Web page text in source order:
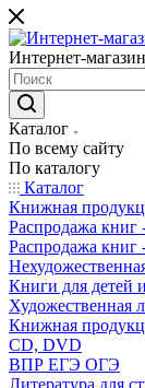
Интернет-
Каталог
По всему сайту
По каталогу
Каталог
Книжная
Распродажа книг
Распродажа книг
Книги для детей
Художественная
Книжная
CD, DVD
ВПР ЕГЭ ОГЭ
Литература для